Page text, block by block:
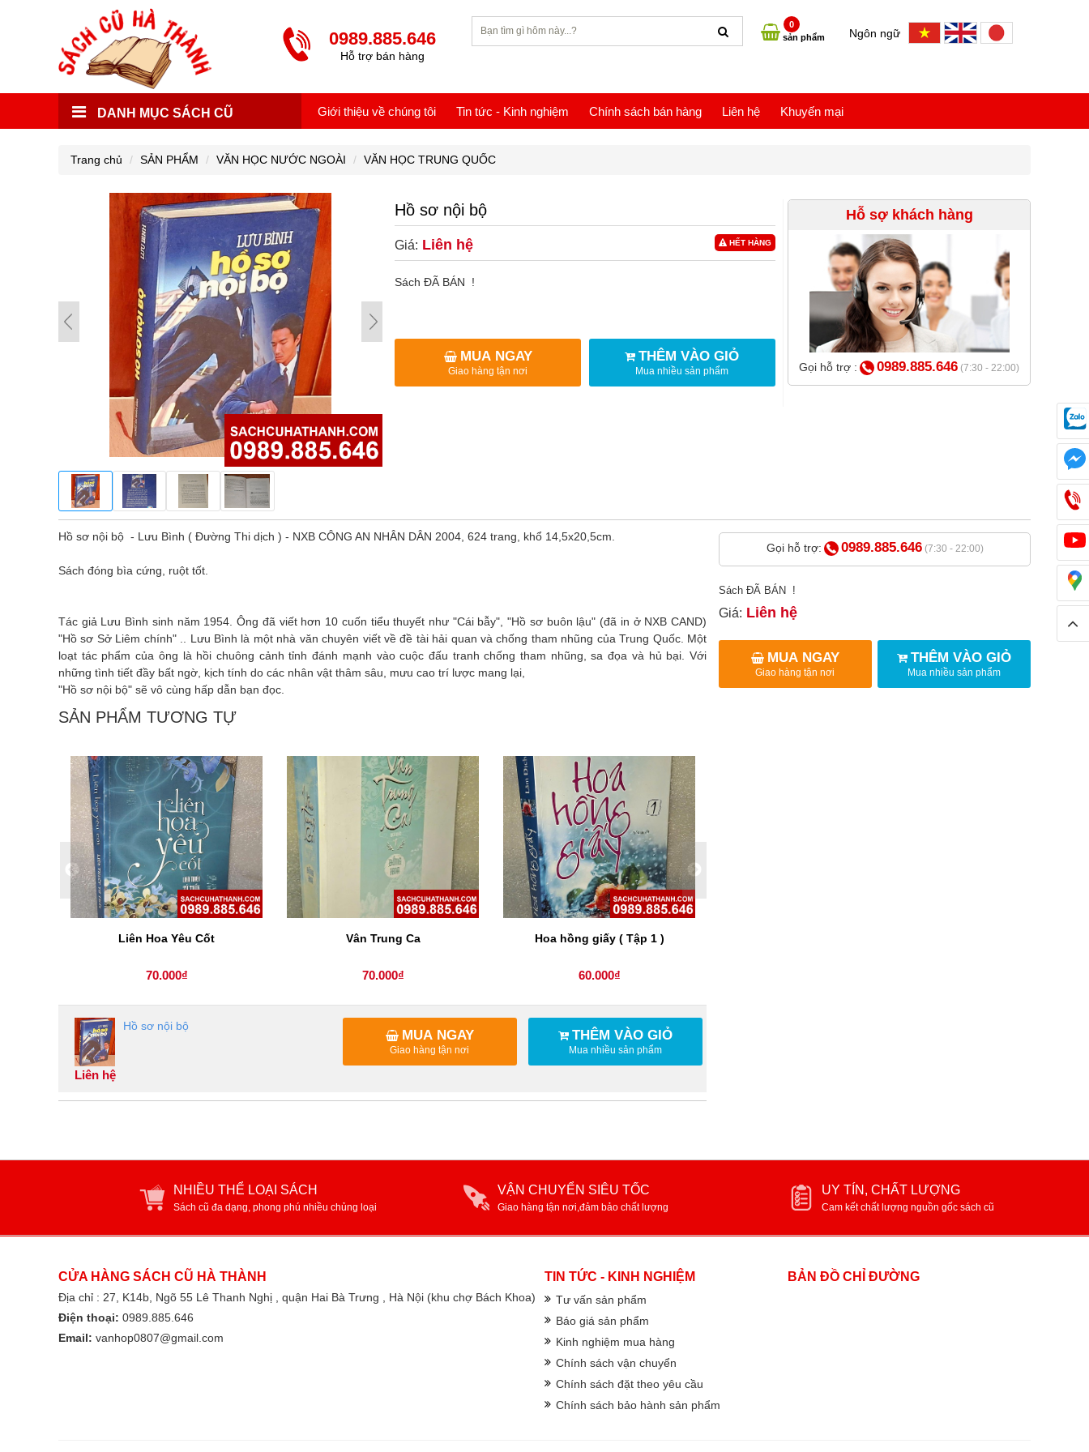
0989.885.646
Hỗ trợ bán hàng
0
sản phẩm
Ngôn ngữ
DANH MỤC SÁCH CŨ Giới thiệu về chúng tôi Tin tức - Kinh nghiệm Chính sách bán hàng Liên hệ Khuyến mại
Trang chủ SẢN PHẨM VĂN HỌC NƯỚC NGOÀI VĂN HỌC TRUNG QUỐC
Hồ sơ nội bộ
HẾT HÀNG
Giá: Liên hệ
Sách ĐÃ BÁN !
MUA NGAY
Giao hàng tận nơi
THÊM VÀO GIỎ
Mua nhiều sản phẩm
Hỗ sợ khách hàng
Gọi hỗ trợ : 0989.885.646 (7:30 - 22:00)
Hồ sơ nội bộ - Lưu Bình ( Đường Thi dịch ) - NXB CÔNG AN NHÂN DÂN 2004, 624 trang, khổ 14,5x20,5cm.
Sách đóng bìa cứng, ruột tốt.
Tác giả Lưu Bình sinh năm 1954. Ông đã viết hơn 10 cuốn tiểu thuyết như "Cái bẫy", "Hồ sơ buôn lậu" (đã in ở NXB CAND)
"Hồ sơ Sở Liêm chính" .. Lưu Bình là một nhà văn chuyên viết về đề tài hải quan và chống tham nhũng của Trung Quốc. Một
loạt tác phẩm của ông là hồi chuông cảnh tỉnh đánh mạnh vào cuộc đấu tranh chống tham nhũng, sa đọa và hủ bại. Với
những tình tiết đầy bất ngờ, kịch tính do các nhân vật thâm sâu, mưu cao trí lược mang lại,
"Hồ sơ nội bộ" sẽ vô cùng hấp dẫn bạn đọc.
SẢN PHẨM TƯƠNG TỰ
Liên Hoa Yêu Cốt
70.000₫
Vân Trung Ca
70.000₫
Hoa hồng giấy ( Tập 1 )
60.000₫
Hồ sơ nội bộ
Liên hệ
THÊM VÀO GIỎ
Mua nhiều sản phẩm
MUA NGAY
Giao hàng tận nơi
Gọi hỗ trợ: 0989.885.646 (7:30 - 22:00)
Sách ĐÃ BÁN !
Giá: Liên hệ
MUA NGAY
Giao hàng tận nơi
THÊM VÀO GIỎ
Mua nhiều sản phẩm
NHIỀU THỂ LOẠI SÁCH
Sách cũ đa dạng, phong phú nhiều chủng loại
VẬN CHUYỂN SIÊU TỐC
Giao hàng tận nơi,đảm bảo chất lượng
UY TÍN, CHẤT LƯỢNG
Cam kết chất lượng nguồn gốc sách cũ
CỬA HÀNG SÁCH CŨ HÀ THÀNH
Địa chỉ : 27, K14b, Ngõ 55 Lê Thanh Nghị , quận Hai Bà Trưng , Hà Nội (khu chợ Bách Khoa)
Điện thoại: 0989.885.646
Email: vanhop0807@gmail.com
TIN TỨC - KINH NGHIỆM
Tư vấn sản phẩm
Báo giá sản phẩm
Kinh nghiệm mua hàng
Chính sách vận chuyển
Chính sách đặt theo yêu cầu
Chính sách bảo hành sản phẩm
BẢN ĐỒ CHỈ ĐƯỜNG